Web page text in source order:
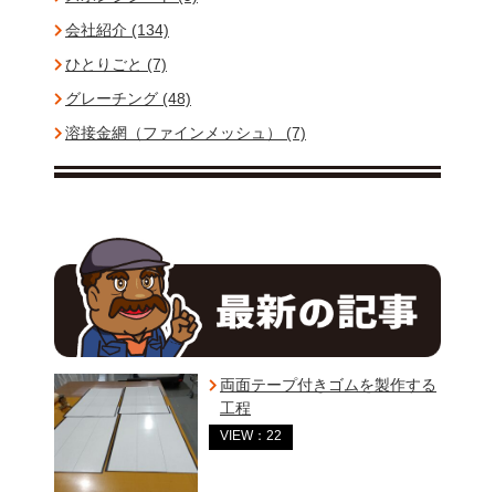
会社紹介 (134)
ひとりごと (7)
グレーチング (48)
溶接金網（ファインメッシュ） (7)
両面テープ付きゴムを製作する
工程
VIEW：22